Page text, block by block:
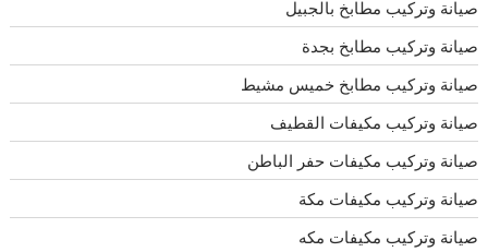
صيانة وتركيب مطابخ بالجبيل
صيانة وتركيب مطابخ بجدة
صيانة وتركيب مطابخ خميس مشيط
صيانة وتركيب مكيفات القطيف
صيانة وتركيب مكيفات حفر الباطن
صيانة وتركيب مكيفات مكة
صيانة وتركيب مكيفات مكه